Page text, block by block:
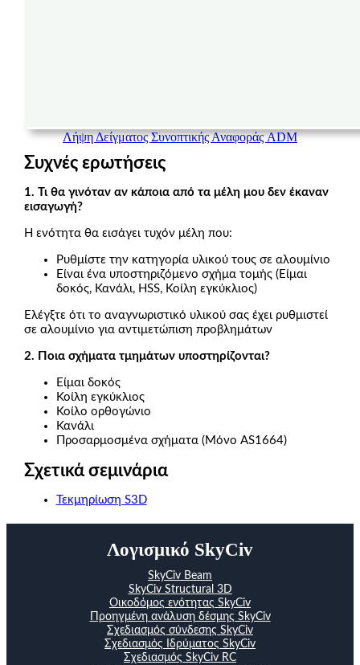
Λήψη Δείγματος Συνοπτικής Αναφοράς ADM
Συχνές ερωτήσεις
1. Τι θα γινόταν αν κάποια από τα μέλη μου δεν έκαναν
εισαγωγή?
Η ενότητα θα εισάγει τυχόν μέλη που:
Ρυθμίστε την κατηγορία υλικού τους σε αλουμίνιο
Είναι ένα υποστηριζόμενο σχήμα τομής (Είμαι
δοκός, Κανάλι, HSS, Κοίλη εγκύκλιος)
Ελέγξτε ότι το αναγνωριστικό υλικού σας έχει ρυθμιστεί
σε αλουμίνιο για αντιμετώπιση προβλημάτων
2. Ποια σχήματα τμημάτων υποστηρίζονται?
Είμαι δοκός
Κοίλη εγκύκλιος
Κοίλο ορθογώνιο
Κανάλι
Προσαρμοσμένα σχήματα (Μόνο AS1664)
Σχετικά σεμινάρια
Τεκμηρίωση S3D
Λογισμικό SkyCiv
SkyCiv Beam
SkyCiv Structural 3D
Οικοδόμος ενότητας SkyCiv
Προηγμένη ανάλυση δέσμης SkyCiv
Σχεδιασμός σύνδεσης SkyCiv
Σχεδιασμός Ιδρύματος SkyCiv
Σχεδιασμός SkyCiv RC